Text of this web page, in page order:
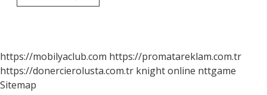
Kuzey
https://mobilyaclub.com https://promatareklam.com.tr
https://donercierolusta.com.tr knight online nttgame
Sitemap